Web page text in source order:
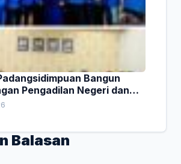
Bangun
Pengadilan Negeri dan
Balasan